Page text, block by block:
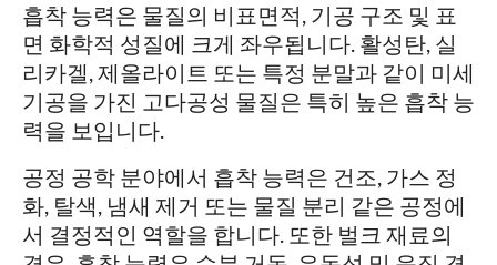
흡착 능력은 물질의 비표면적, 기공 구조 및 표
면 화학적 성질에 크게 좌우됩니다. 활성탄, 실
리카겔, 제올라이트 또는 특정 분말과 같이 미세
기공을 가진 고다공성 물질은 특히 높은 흡착 능
력을 보입니다.
공정 공학 분야에서 흡착 능력은 건조, 가스 정
화, 탈색, 냄새 제거 또는 물질 분리 같은 공정에
서 결정적인 역할을 합니다. 또한 벌크 재료의